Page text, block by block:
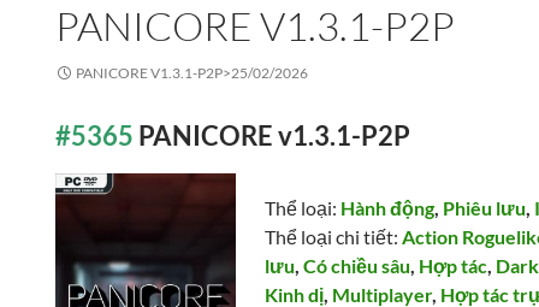
PANICORE V1.3.1-P2P
PANICORE V1.3.1-P2P>25/02/2026
#5365 PANICORE v1.3.1-P2P
Thể loại: Hành động, Phiêu lưu,
Thể loại chi tiết:Action
lưu,Có chiều sâu, Hợp tác, Dark
Kinh dị, Multiplayer, Hợp tác